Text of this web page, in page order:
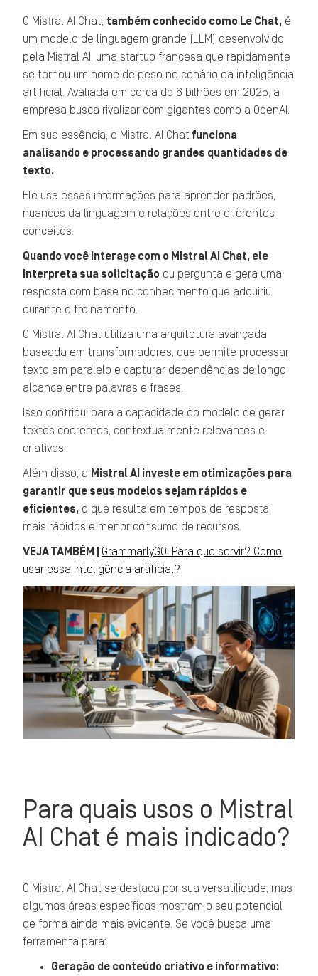
O Mistral AI Chat, também conhecido como Le Chat, é
um modelo de linguagem grande (LLM) desenvolvido
pela Mistral AI, uma startup francesa que rapidamente
se tornou um nome de peso no cenário da inteligência
artificial. Avaliada em cerca de 6 bilhões em 2025, a
empresa busca rivalizar com gigantes como a OpenAI.
Em sua essência, o Mistral AI Chat funciona
analisando e processando grandes quantidades de
texto.
Ele usa essas informações para aprender padrões,
nuances da linguagem e relações entre diferentes
conceitos.
Quando você interage com o Mistral AI Chat, ele
interpreta sua solicitação ou pergunta e gera uma
resposta com base no conhecimento que adquiriu
durante o treinamento.
O Mistral AI Chat utiliza uma arquitetura avançada
baseada em transformadores, que permite processar
texto em paralelo e capturar dependências de longo
alcance entre palavras e frases.
Isso contribui para a capacidade do modelo de gerar
textos coerentes, contextualmente relevantes e
criativos.
Além disso, a Mistral AI investe em otimizações para
garantir que seus modelos sejam rápidos e
eficientes, o que resulta em tempos de resposta
mais rápidos e menor consumo de recursos.
VEJA TAMBÉM | GrammarlyGO: Para que servir? Como
usar essa inteligência artificial?
Para quais usos o Mistral
AI Chat é mais indicado?
O Mistral AI Chat se destaca por sua versatilidade, mas
algumas áreas específicas mostram o seu potencial
de forma ainda mais evidente. Se você busca uma
ferramenta para:
Geração de conteúdo criativo e informativo: